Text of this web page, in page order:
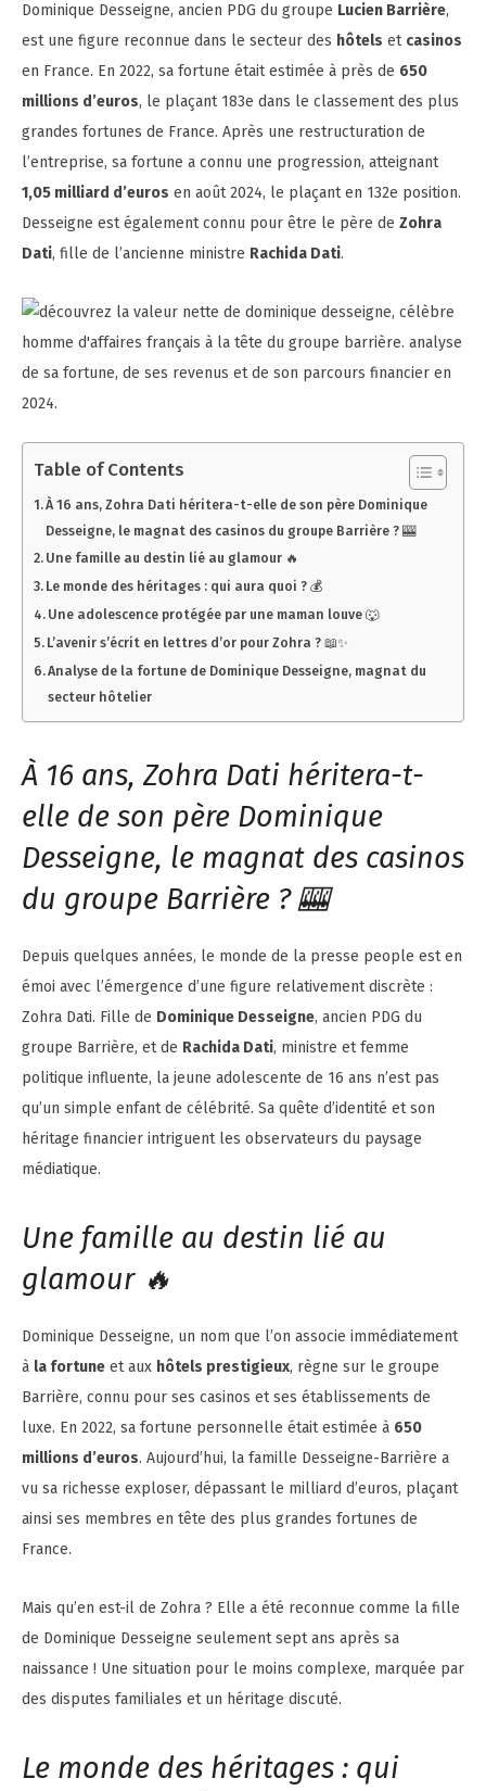
Dominique Desseigne, ancien PDG du groupe Lucien Barrière,
est une figure reconnue dans le secteur des hôtels et casinos
en France. En 2022, sa fortune était estimée à près de 650
millions d’euros, le plaçant 183e dans le classement des plus
grandes fortunes de France. Après une restructuration de
l’entreprise, sa fortune a connu une progression, atteignant
1,05 milliard d’euros en août 2024, le plaçant en 132e position.
Desseigne est également connu pour être le père de Zohra
Dati, fille de l’ancienne ministre Rachida Dati.
Table of Contents
À 16 ans, Zohra Dati héritera-t-elle de son père Dominique
Desseigne, le magnat des casinos du groupe Barrière ? 🎰
Une famille au destin lié au glamour 🔥
Le monde des héritages : qui aura quoi ? 💰
Une adolescence protégée par une maman louve 🐺
L’avenir s’écrit en lettres d’or pour Zohra ? 📖✨
Analyse de la fortune de Dominique Desseigne, magnat du
secteur hôtelier
À 16 ans, Zohra Dati héritera-t-
elle de son père Dominique
Desseigne, le magnat des casinos
du groupe Barrière ? 🎰
Depuis quelques années, le monde de la presse people est en
émoi avec l’émergence d’une figure relativement discrète :
Zohra Dati. Fille de Dominique Desseigne, ancien PDG du
groupe Barrière, et de Rachida Dati, ministre et femme
politique influente, la jeune adolescente de 16 ans n’est pas
qu’un simple enfant de célébrité. Sa quête d’identité et son
héritage financier intriguent les observateurs du paysage
médiatique.
Une famille au destin lié au
glamour 🔥
Dominique Desseigne, un nom que l’on associe immédiatement
à la fortune et aux hôtels prestigieux, règne sur le groupe
Barrière, connu pour ses casinos et ses établissements de
luxe. En 2022, sa fortune personnelle était estimée à 650
millions d’euros. Aujourd’hui, la famille Desseigne-Barrière a
vu sa richesse exploser, dépassant le milliard d’euros, plaçant
ainsi ses membres en tête des plus grandes fortunes de
France.
Mais qu’en est-il de Zohra ? Elle a été reconnue comme la fille
de Dominique Desseigne seulement sept ans après sa
naissance ! Une situation pour le moins complexe, marquée par
des disputes familiales et un héritage discuté.
Le monde des héritages : qui